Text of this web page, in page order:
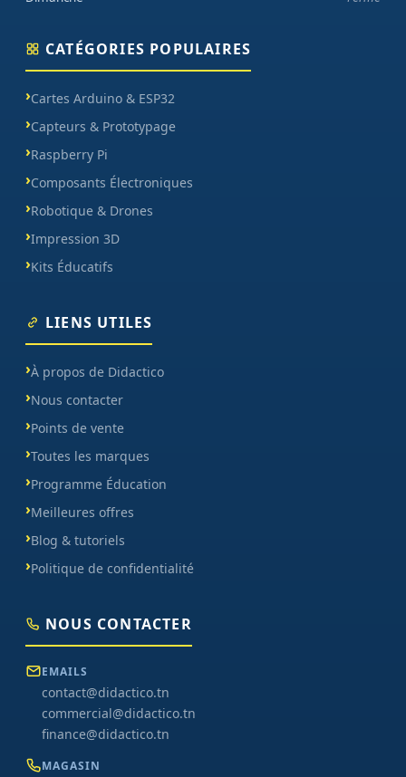
CATÉGORIES POPULAIRES
Cartes Arduino & ESP32
Capteurs & Prototypage
Raspberry Pi
Composants Électroniques
Robotique & Drones
Impression 3D
Kits Éducatifs
LIENS UTILES
À propos de Didactico
Nous contacter
Points de vente
Toutes les marques
Programme Éducation
Meilleures offres
Blog & tutoriels
Politique de confidentialité
NOUS CONTACTER
EMAILS
contact@didactico.tn
commercial@didactico.tn
finance@didactico.tn
MAGASIN